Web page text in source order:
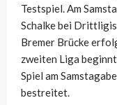
Testspiel. Am
Schalke bei
Bremer Brücke
zweiten Liga beginnt
Spiel am
bestreitet.